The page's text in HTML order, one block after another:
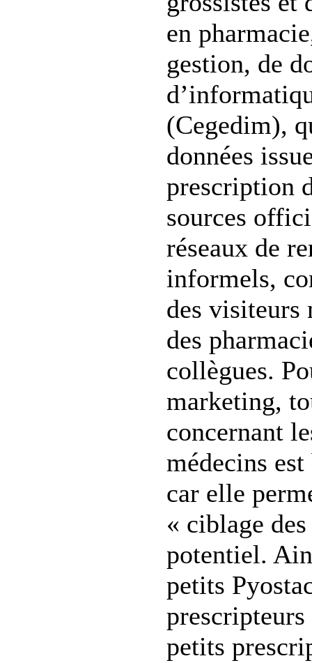
en
gestion, de
(Cegedim),
données
prescription
sources
réseaux de
informels,
des visiteurs
des
collègues.
marketing,
concernant
médecins
car elle
« ciblage
potentiel.
petits
petits